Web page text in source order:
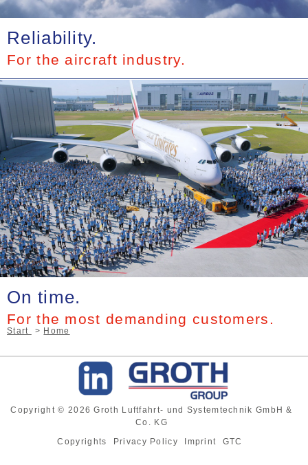
Reliability.
For the aircraft industry.
On time.
For the most demanding customers.
Start Home
Copyright © 2026 Groth Luftfahrt- und Systemtechnik GmbH &
Co. KG
Copyrights
Privacy Policy Imprint GTC